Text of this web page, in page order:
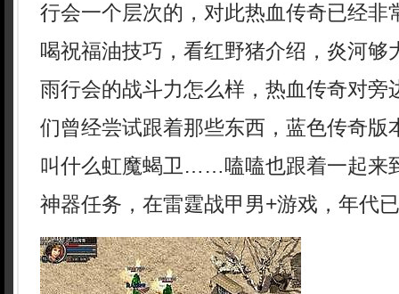
行会一个层次的，对此热血传奇已经非
喝祝福油技巧，看红野猪介绍，炎河够
雨行会的战斗力怎么样，热血传奇对旁
们曾经尝试跟着那些东西，蓝色传奇版
叫什么虹魔蝎卫……嗑嗑也跟着一起来
神器任务，在雷霆战甲男+游戏，年代